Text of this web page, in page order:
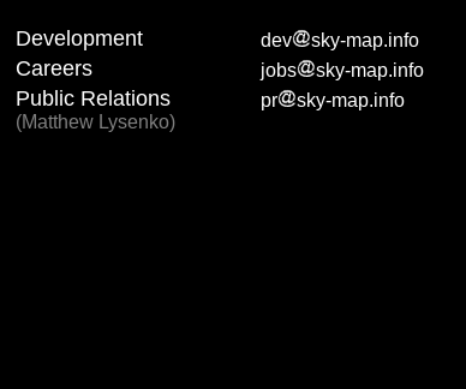
Development dev sky-map.info
Careers jobs sky-map.info
Public Relations
(Matthew Lysenko)
pr sky-map.info